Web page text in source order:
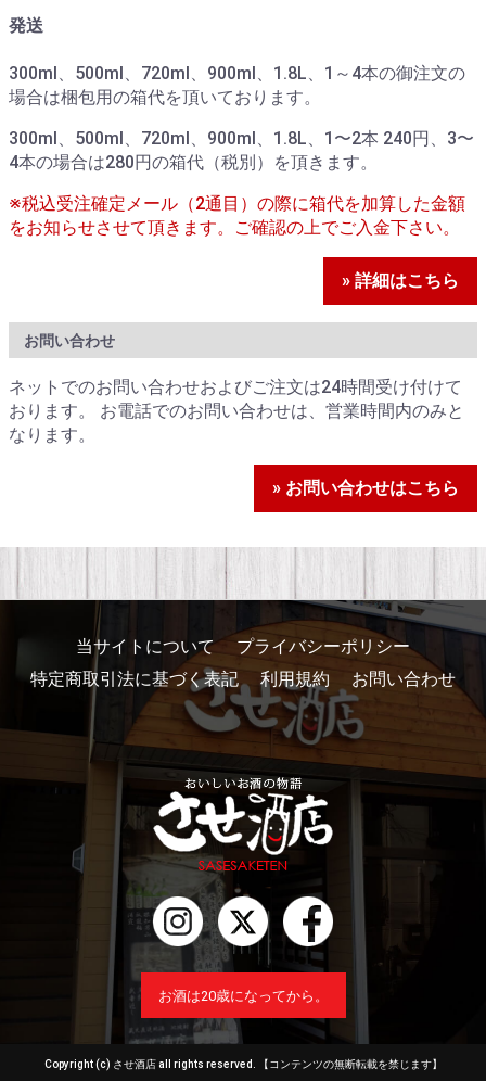
発送
300ml、500ml、720ml、900ml、1.8L、1～4本の御注文の
場合は梱包用の箱代を頂いております。
300ml、500ml、720ml、900ml、1.8L、1〜2本 240円、3〜
4本の場合は280円の箱代（税別）を頂きます。
※税込受注確定メール（2通目）の際に箱代を加算した金額
をお知らせさせて頂きます。ご確認の上でご入金下さい。
» 詳細はこちら
お問い合わせ
ネットでのお問い合わせおよびご注文は24時間受け付けて
おります。 お電話でのお問い合わせは、営業時間内のみと
なります。
» お問い合わせはこちら
当サイトについて
プライバシーポリシー
特定商取引法に基づく表記
利用規約 お問い合わせ
お酒は20歳になってから。
Copyright (c) させ酒店 all rights reserved. 【コンテンツの無断転載を禁じます】